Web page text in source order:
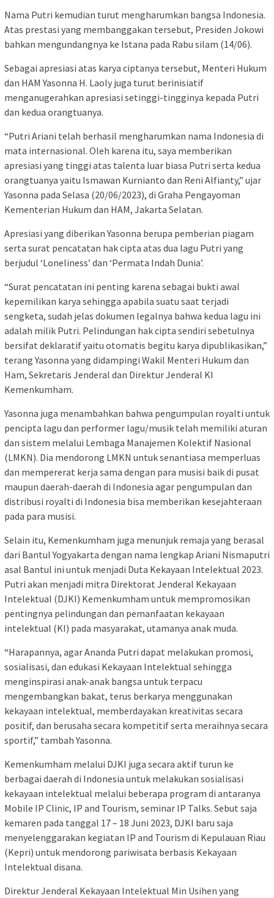
Nama Putri kemudian turut mengharumkan bangsa Indonesia.
Atas prestasi yang membanggakan tersebut, Presiden Jokowi
bahkan mengundangnya ke Istana pada Rabu silam (14/06).
Sebagai apresiasi atas karya ciptanya tersebut, Menteri Hukum
dan HAM Yasonna H. Laoly juga turut berinisiatif
menganugerahkan apresiasi setinggi-tingginya kepada Putri
dan kedua orangtuanya.
“Putri Ariani telah berhasil mengharumkan nama Indonesia di
mata internasional. Oleh karena itu, saya memberikan
apresiasi yang tinggi atas talenta luar biasa Putri serta kedua
orangtuanya yaitu Ismawan Kurnianto dan Reni Alfianty,” ujar
Yasonna pada Selasa (20/06/2023), di Graha Pengayoman
Kementerian Hukum dan HAM, Jakarta Selatan.
Apresiasi yang diberikan Yasonna berupa pemberian piagam
serta surat pencatatan hak cipta atas dua lagu Putri yang
berjudul ‘Loneliness’ dan ‘Permata Indah Dunia’.
“Surat pencatatan ini penting karena sebagai bukti awal
kepemilikan karya sehingga apabila suatu saat terjadi
sengketa, sudah jelas dokumen legalnya bahwa kedua lagu ini
adalah milik Putri. Pelindungan hak cipta sendiri sebetulnya
bersifat deklaratif yaitu otomatis begitu karya dipublikasikan,”
terang Yasonna yang didampingi Wakil Menteri Hukum dan
Ham, Sekretaris Jenderal dan Direktur Jenderal KI
Kemenkumham.
Yasonna juga menambahkan bahwa pengumpulan royalti untuk
pencipta lagu dan performer lagu/musik telah memiliki aturan
dan sistem melalui Lembaga Manajemen Kolektif Nasional
(LMKN). Dia mendorong LMKN untuk senantiasa memperluas
dan mempererat kerja sama dengan para musisi baik di pusat
maupun daerah-daerah di Indonesia agar pengumpulan dan
distribusi royalti di Indonesia bisa memberikan kesejahteraan
pada para musisi.
Selain itu, Kemenkumham juga menunjuk remaja yang berasal
dari Bantul Yogyakarta dengan nama lengkap Ariani Nismaputri
asal Bantul ini untuk menjadi Duta Kekayaan Intelektual 2023.
Putri akan menjadi mitra Direktorat Jenderal Kekayaan
Intelektual (DJKI) Kemenkumham untuk mempromosikan
pentingnya pelindungan dan pemanfaatan kekayaan
intelektual (KI) pada masyarakat, utamanya anak muda.
“Harapannya, agar Ananda Putri dapat melakukan promosi,
sosialisasi, dan edukasi Kekayaan Intelektual sehingga
menginspirasi anak-anak bangsa untuk terpacu
mengembangkan bakat, terus berkarya menggunakan
kekayaan intelektual, memberdayakan kreativitas secara
positif, dan berusaha secara kompetitif serta meraihnya secara
sportif,” tambah Yasonna.
Kemenkumham melalui DJKI juga secara aktif turun ke
berbagai daerah di Indonesia untuk melakukan sosialisasi
kekayaan intelektual melalui beberapa program di antaranya
Mobile IP Clinic, IP and Tourism, seminar IP Talks. Sebut saja
kemaren pada tanggal 17 – 18 Juni 2023, DJKI baru saja
menyelenggarakan kegiatan IP and Tourism di Kepulauan Riau
(Kepri) untuk mendorong pariwisata berbasis Kekayaan
Intelektual disana.
Direktur Jenderal Kekayaan Intelektual Min Usihen yang